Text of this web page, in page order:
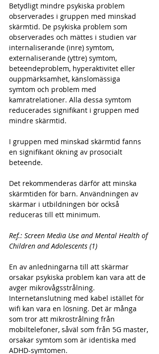
Betydligt mindre psykiska problem
observerades i gruppen med minskad
skärmtid. De psykiska problem som
observerades och mättes i studien var
internaliserande (inre) symtom,
externaliserande (yttre) symtom,
beteendeproblem, hyperaktivitet eller
ouppmärksamhet, känslomässiga
symtom och problem med
kamratrelationer. Alla dessa symtom
reducerades signifikant i gruppen med
mindre skärmtid.
I gruppen med minskad skärmtid fanns
en signifikant ökning av prosocialt
beteende.
Det rekommenderas därför att minska
skärmtiden för barn. Användningen av
skärmar i utbildningen bör också
reduceras till ett minimum.
Ref.: Screen Media Use and Mental Health of
Children and Adolescents (1)
En av anledningarna till att skärmar
orsakar psykiska problem kan vara att de
avger mikrovågsstrålning.
Internetanslutning med kabel istället för
wifi kan vara en lösning. Det är många
som tror att mikrostrålning från
mobiltelefoner, såväl som från 5G master,
orsakar symtom som är identiska med
ADHD-symtomen.